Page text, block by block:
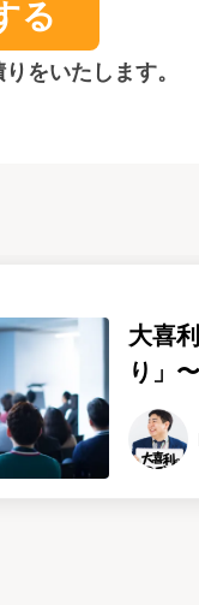
る
をいたします。
大喜
り」